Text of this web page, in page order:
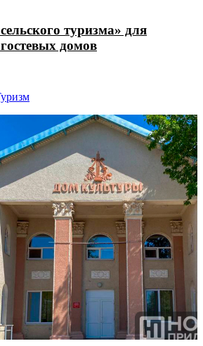
туризма» для
домов